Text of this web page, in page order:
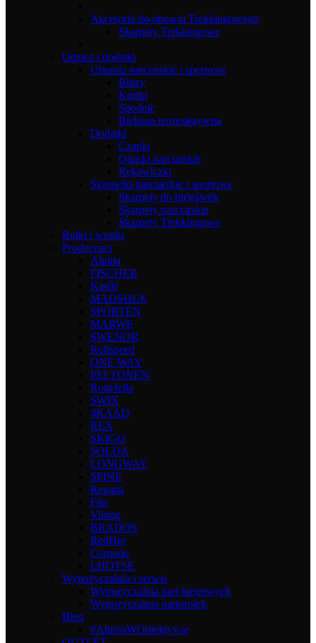
Akcesoria do obuwia Trekkingowego
Skarpety Trekkingowe
Odzież i dodatki
Ubrania narciarskie i sportowe
Bluzy
Kurtki
Spodnie
Bielizna termoaktywna
Dodatki
Czapki
Opaski narciarskie
Rękawiczki
Skarpetki narciarskie i sportowe
Skarpety do biegówek
Skarpety narciarskie
Skarpety Trekkingowe
Rolki i wrotki
Producenci
Alpina
FISCHER
Kastle
MADSHUS
SPORTEN
MARWE
SWENOR
Rollspeed
ONE WAY
PELTONEN
Rottefella
SWIX
4KAAD
REX
SKIGO
SOLDA
LONGWAY
SPINE
Regatta
Fila
Viking
BRADOS
RedHot
Comodo
LHOTSE
Wypożyczalnia i serwis
Wypożyczalnia nart biegowych
Wypożyczalnia nartorolek
Blog
#AlpinaWObiektywie